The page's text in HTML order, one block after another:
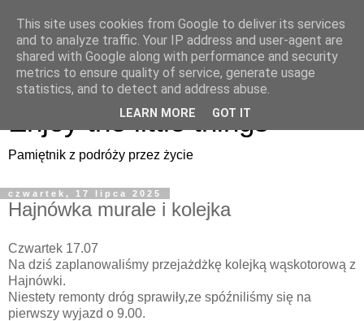
Enjoy the little things
Pamiętnik z podróży przez życie
Enjoy the little things
Pamiętnik z podróży przez życie
czwartek, 17 lipca 2025
Hajnówka murale i kolejka
Czwartek 17.07
Na dziś zaplanowaliśmy przejażdżkę kolejką wąskotorową z
Hajnówki.
Niestety remonty dróg sprawiły,ze spóźniliśmy się na
pierwszy wyjazd o 9.00.
This site uses cookies from Google to deliver its services
and to analyze traffic. Your IP address and user-agent are
shared with Google along with performance and security
metrics to ensure quality of service, generate usage
statistics, and to detect and address abuse.
LEARN MORE GOT IT